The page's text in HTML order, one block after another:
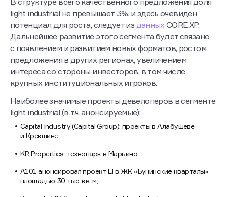
В структуре всего качественного предложения доля
light industrial не превышает 3%, и здесь очевиден
потенциал для роста, следует изданныхCORE.XP.
Дальнейшее развитие этого сегмента будет связано
с появлением и развитием новых форматов, ростом
предложения в других регионах, увеличением
интереса со стороны инвесторов, в том числе
Наиболее значимые проекты девелоперов в сегменте
light industrial (в т.ч. анонсируемые):
Capital Industry (Capital Group): проекты в Алабушеве
А101 анонсировал проект LI в ЖК «Бунинские кварталы»